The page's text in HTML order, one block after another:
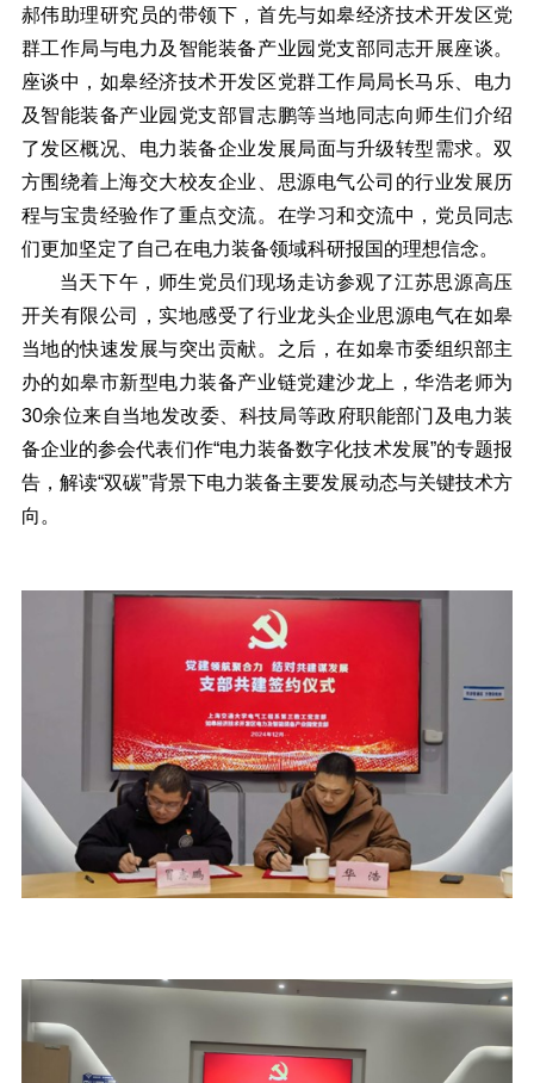
郝伟助理研究员的带领下，首先与如皋经济技术开发区党
群工作局与电力及智能装备产业园党支部同志开展座谈。
座谈中，如皋经济技术开发区党群工作局局长马乐、电力
及智能装备产业园党支部冒志鹏等当地同志向师生们介绍
了发区概况、电力装备企业发展局面与升级转型需求。双
方围绕着上海交大校友企业、思源电气公司的行业发展历
程与宝贵经验作了重点交流。在学习和交流中，党员同志
们更加坚定了自己在电力装备领域科研报国的理想信念。
当天下午，师生党员们现场走访参观了江苏思源高压
开关有限公司，实地感受了行业龙头企业思源电气在如皋
当地的快速发展与突出贡献。之后，在如皋市委组织部主
办的如皋市新型电力装备产业链党建沙龙上，华浩老师为
30余位来自当地发改委、科技局等政府职能部门及电力装
备企业的参会代表们作“电力装备数字化技术发展”的专题报
告，解读“双碳”背景下电力装备主要发展动态与关键技术方
向。